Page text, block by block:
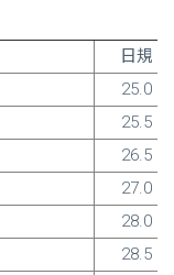
日規
25.0
25.5
26.5
27.0
28.0
28.5